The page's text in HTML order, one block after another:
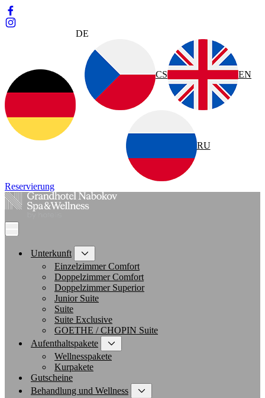
DE
CS EN
RU
Reservierung
Unterkunft
Einzelzimmer Comfort
Doppelzimmer Comfort
Doppelzimmer Superior
Junior Suite
Suite
Suite Exclusive
GOETHE / CHOPIN Suite
Aufenthaltspakete
Wellnesspakete
Kurpakete
Gutscheine
Behandlung und Wellness